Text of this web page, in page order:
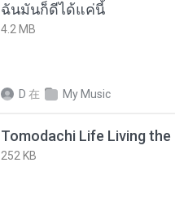
ฉันมันก็ดีได้แค่นี้
4.2 MB
D 在 My Music
252 KB